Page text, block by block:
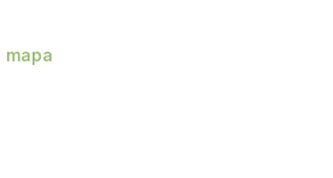
mapa